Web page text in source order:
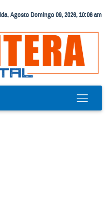
Agosto Domingo 09, 2026, 10:06 am